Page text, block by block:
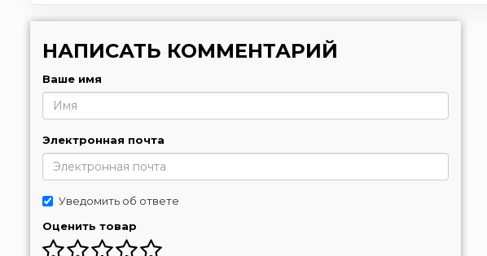
НАПИСАТЬ КОММЕНТАРИЙ
Ваше имя
Электронная почта
Уведомить об ответе
Оценить товар